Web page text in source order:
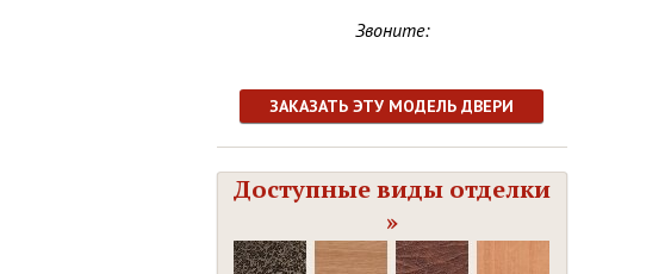
Звоните:
ЗАКАЗАТЬ ЭТУ МОДЕЛЬ ДВЕРИ
Доступные виды отделки
»